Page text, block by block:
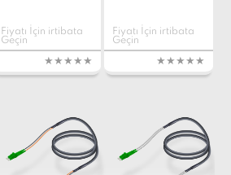
Fiyatı İçin irtibata
Geçin
Fiyatı İçin irtibata
Geçin